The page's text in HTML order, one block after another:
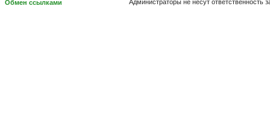
Администраторы не несут
Обмен ссылками